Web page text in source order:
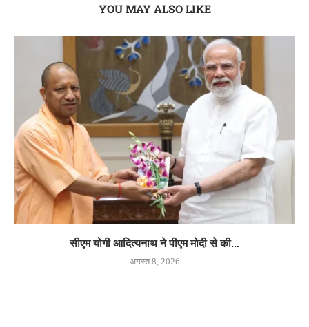
YOU MAY ALSO LIKE
सीएम योगी आदित्यनाथ ने पीएम मोदी से की...
अगस्त 8, 2026